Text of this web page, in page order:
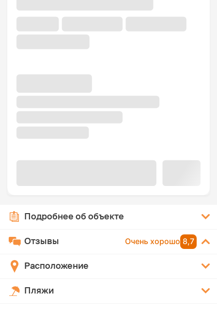
Подробнее об объекте
Отзывы Очень хорошо 8,7
Расположение
Пляжи